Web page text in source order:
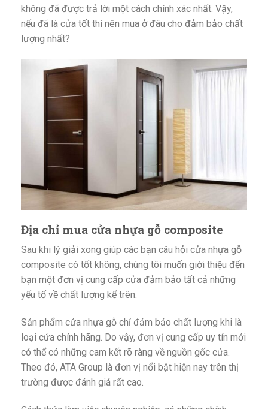
không đã được trả lời một cách chính xác nhất. Vậy,
nếu đã là cửa tốt thì nên mua ở đâu cho đảm bảo chất
lượng nhất?
Địa chỉ mua cửa nhựa gỗ composite
Sau khi lý giải xong giúp các bạn câu hỏi cửa nhựa gỗ
composite có tốt không, chúng tôi muốn giới thiệu đến
bạn một đơn vị cung cấp cửa đảm bảo tất cả những
yếu tố về chất lượng kể trên.
Sản phẩm cửa nhựa gỗ chỉ đảm bảo chất lượng khi là
loại cửa chính hãng. Do vậy, đơn vị cung cấp uy tín mới
có thể có những cam kết rõ ràng về nguồn gốc cửa.
Theo đó, ATA Group là đơn vị nổi bật hiện nay trên thị
trường được đánh giá rất cao.